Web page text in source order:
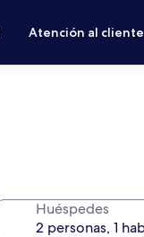
Atención al cliente
Huéspedes